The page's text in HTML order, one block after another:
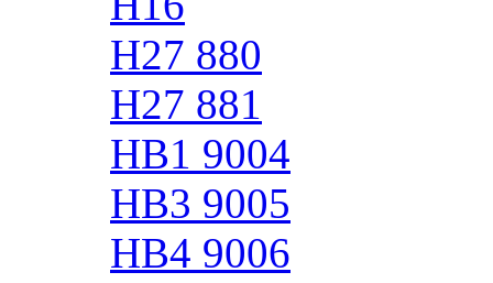
H27 880
H27 881
HB1 9004
HB3 9005
HB4 9006